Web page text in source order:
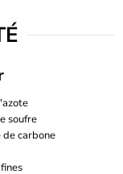
soufre
de carbone